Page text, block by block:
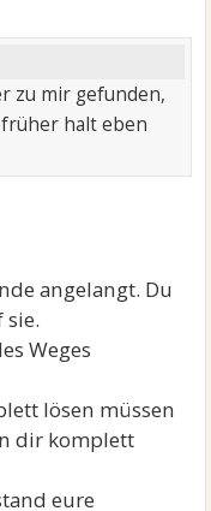
zu mir gefunden,
halt eben
angelangt. Du
sie.
Weges
lösen müssen
dir komplett
eure